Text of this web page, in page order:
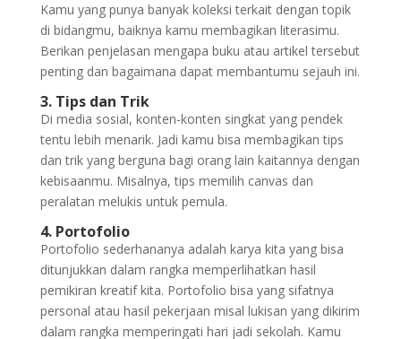
Kamu yang punya banyak koleksi terkait dengan topik
di bidangmu, baiknya kamu membagikan literasimu.
Berikan penjelasan mengapa buku atau artikel tersebut
penting dan bagaimana dapat membantumu sejauh ini.
3. Tips dan Trik
Di media sosial, konten-konten singkat yang pendek
tentu lebih menarik. Jadi kamu bisa membagikan tips
dan trik yang berguna bagi orang lain kaitannya dengan
kebisaanmu. Misalnya, tips memilih canvas dan
peralatan melukis untuk pemula.
4. Portofolio
Portofolio sederhananya adalah karya kita yang bisa
ditunjukkan dalam rangka memperlihatkan hasil
pemikiran kreatif kita. Portofolio bisa yang sifatnya
personal atau hasil pekerjaan misal lukisan yang dikirim
dalam rangka memperingati hari jadi sekolah. Kamu